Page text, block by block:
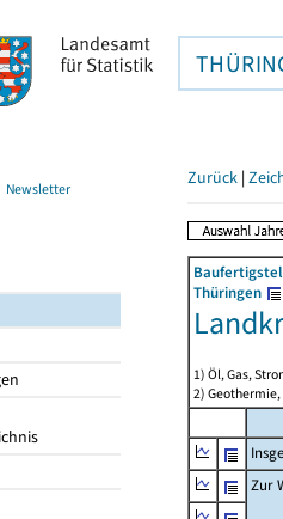
Newsletter Zurück |
Thüringen
1) Öl, Gas,
2)
Zur